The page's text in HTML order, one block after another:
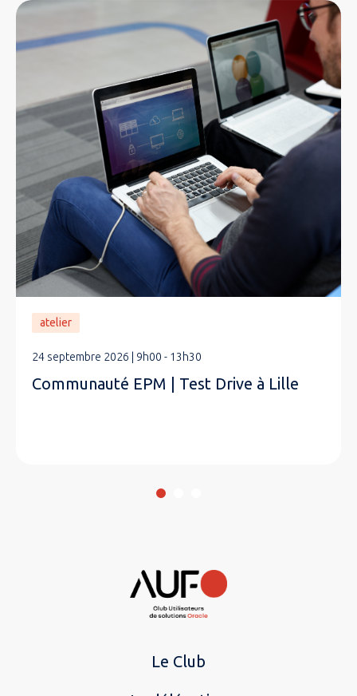
atelier
24 septembre 2026 | 9h00 - 13h30
Communauté EPM | Test Drive à Lille
Le Club